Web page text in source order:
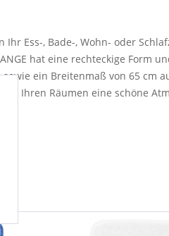
Ess-, Bade-, Wohn- oder
hat eine rechteckige Form
ein Breitenmaß von 65 cm
Ihren Räumen eine schöne